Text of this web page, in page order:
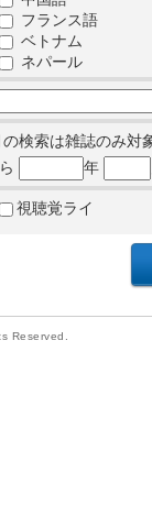
フランス語
ベトナム
ネパール
検索は雑誌のみ対
年
視聴覚ライ
Reserved.